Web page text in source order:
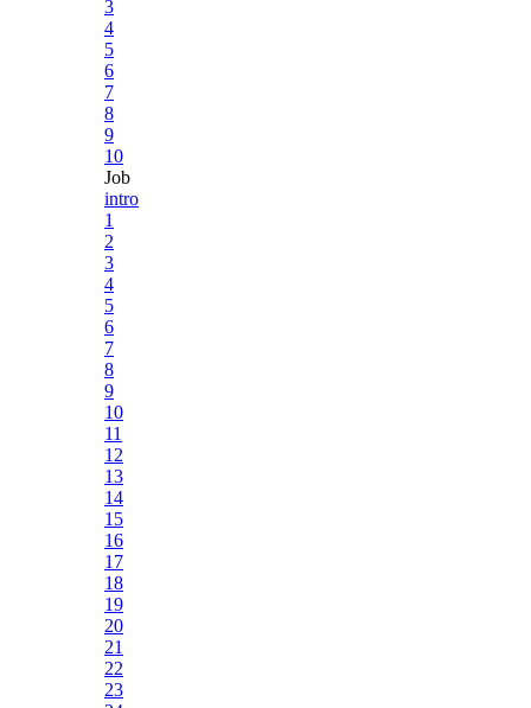
3
4
5
6
7
8
9
10
Job
intro
1
2
3
4
5
6
7
8
9
10
11
12
13
14
15
16
17
18
19
20
21
22
23